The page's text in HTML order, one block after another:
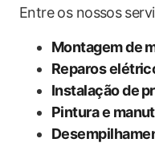
Entre⁤ os nossos⁤
Montagem de⁢
Reparos
Instalação ‍de
Pintura‌ e